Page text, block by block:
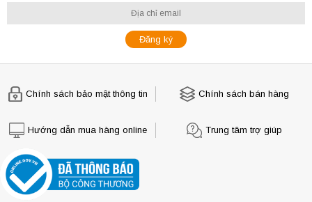
Chính sách bảo mật thông tin Chính sách bán hàng
Hướng dẫn mua hàng online Trung tâm trợ giúp